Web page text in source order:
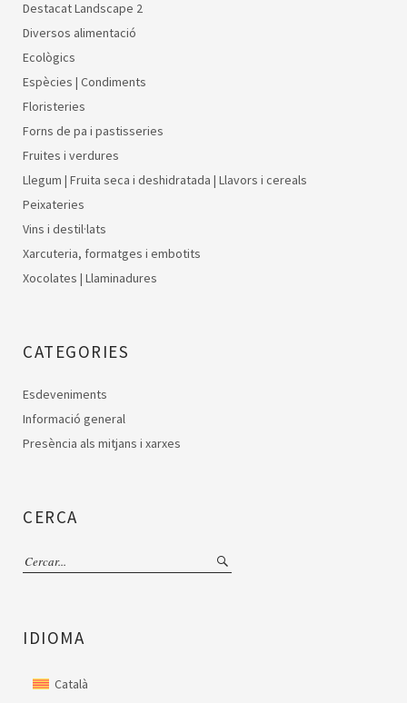
Destacat Landscape 2
Diversos alimentació
Ecològics
Espècies | Condiments
Floristeries
Forns de pa i pastisseries
Fruites i verdures
Llegum | Fruita seca i deshidratada | Llavors i cereals
Peixateries
Vins i destil·lats
Xarcuteria, formatges i embotits
Xocolates | Llaminadures
CATEGORIES
Esdeveniments
Informació general
Presència als mitjans i xarxes
CERCA
IDIOMA
Català